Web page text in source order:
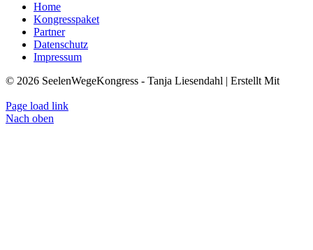
Home
Kongresspaket
Partner
Datenschutz
Impressum
© 2026 SeelenWegeKongress - Tanja Liesendahl | Erstellt Mit
Page load link
Nach oben